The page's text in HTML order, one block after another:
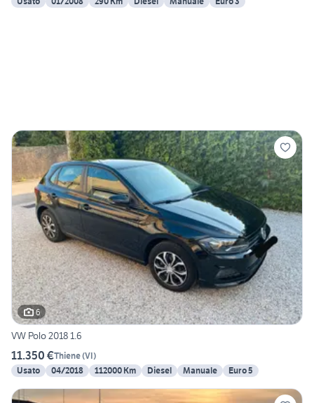
6
VW Polo 2018 1.6
11.350 €Thiene(VI)
Usato
04/2018 112000 Km Diesel Manuale Euro 5